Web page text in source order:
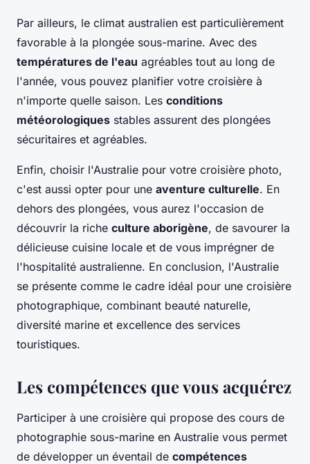
Par ailleurs, le climat australien est particulièrement
favorable à la plongée sous-marine. Avec des
températures de l'eau agréables tout au long de
l'année, vous pouvez planifier votre croisière à
n'importe quelle saison. Les conditions
météorologiques stables assurent des plongées
sécuritaires et agréables.
Enfin, choisir l'Australie pour votre croisière photo,
c'est aussi opter pour une aventure culturelle. En
dehors des plongées, vous aurez l'occasion de
découvrir la riche culture aborigène, de savourer la
délicieuse cuisine locale et de vous imprégner de
l'hospitalité australienne. En conclusion, l'Australie
se présente comme le cadre idéal pour une croisière
photographique, combinant beauté naturelle,
diversité marine et excellence des services
touristiques.
Les compétences que vous acquérez
Participer à une croisière qui propose des cours de
photographie sous-marine en Australie vous permet
de développer un éventail de compétences